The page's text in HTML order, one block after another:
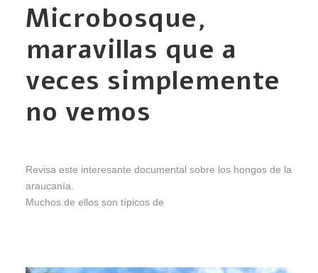
Microbosque,
maravillas que a
veces simplemente
no vemos
Revisa este interesante documental sobre los hongos de la
araucanía.
Muchos de ellos son típicos de